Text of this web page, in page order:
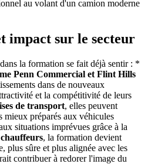
impact sur le secteur
la formation se fait déjà sentir : *
Penn Commercial et Flint Hills
dans de nouveaux
et la compétitivité de leurs
de transport, elles peuvent
mieux préparés aux véhicules
situations imprévues grâce à la
, la formation devient
plus sûre et plus alignée avec les
contribuer à redorer l'image du